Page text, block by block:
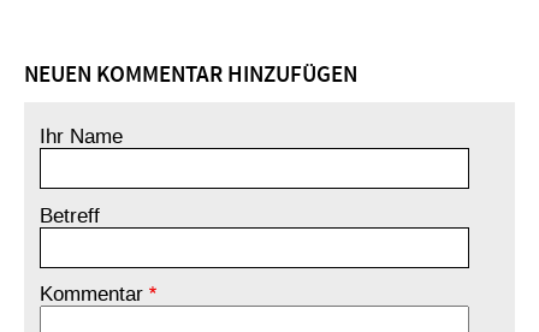
NEUEN KOMMENTAR HINZUFÜGEN
Ihr Name
Betreff
Kommentar